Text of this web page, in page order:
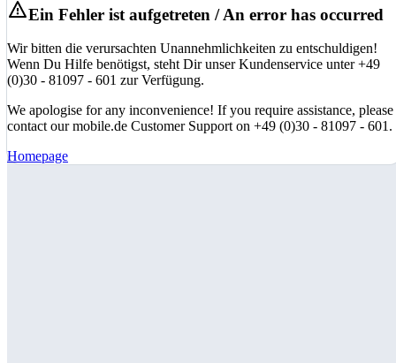
Ein Fehler ist aufgetreten / An error has occurred
Wir bitten die verursachten Unannehmlichkeiten zu entschuldigen!
Wenn Du Hilfe benötigst, steht Dir unser Kundenservice unter +49
(0)30 - 81097 - 601 zur Verfügung.
We apologise for any inconvenience! If you require assistance, please
contact our mobile.de Customer Support on +49 (0)30 - 81097 - 601.
Homepage